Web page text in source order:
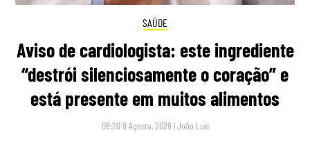
SAÚDE
Aviso de cardiologista: este ingrediente
“destrói silenciosamente o coração” e
está presente em muitos alimentos
08:20 9 Agosto, 2026 |João Luís